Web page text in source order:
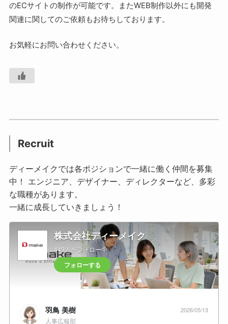
のECサイトの制作が可能です。またWEB制作以外にも開発
関連に関してのご依頼もお待ちしております。
お気軽にお問い合わせください。
Recruit
ディーメイクでは各ポジションで一緒に働く仲間を募集
中！ エンジニア、デザイナー、ディレクターなど、多彩
な職種があります。
一緒に成長していきましょう！